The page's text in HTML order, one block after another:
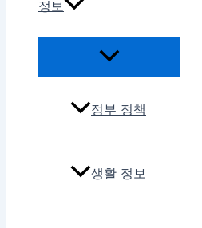
정보
정부 정책
생활 정보